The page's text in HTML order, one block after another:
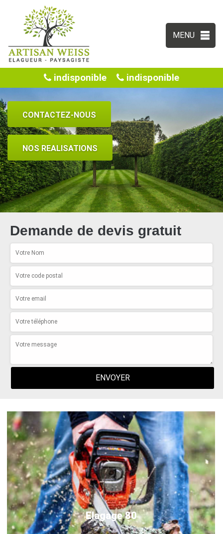
MENU
indisponible indisponible
CONTACTEZ-NOUS
NOS REALISATIONS
Demande de devis gratuit
Elagage 80